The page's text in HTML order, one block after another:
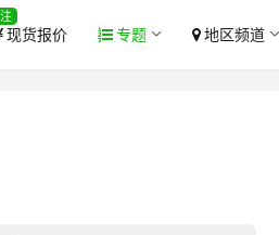
现货报价 专题 地区频道